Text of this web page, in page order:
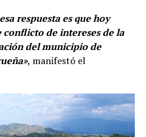
respuesta es que hoy
de intereses de la
del municipio de
, manifestó el